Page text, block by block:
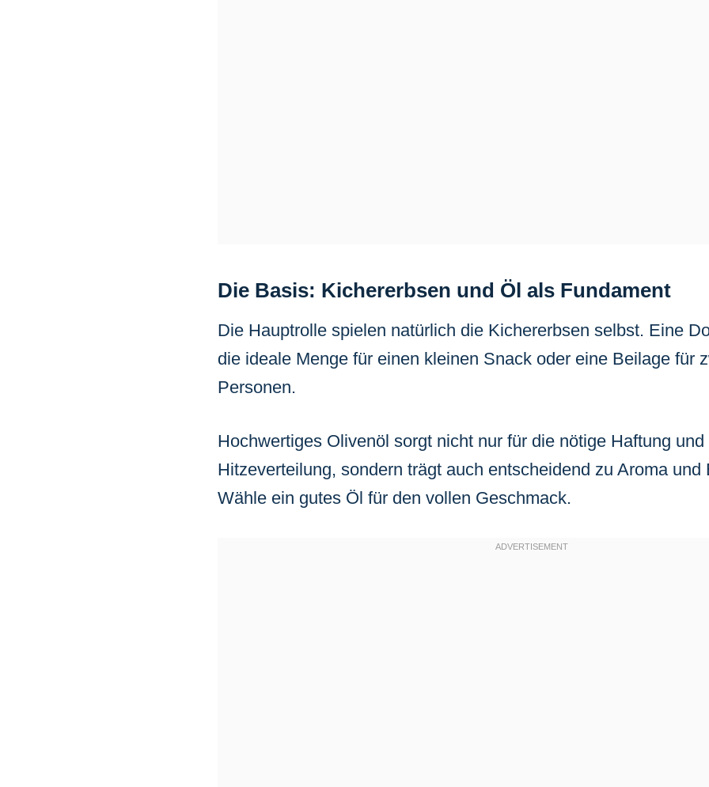
Die Basis: Kichererbsen und Öl als Fundament
Die Hauptrolle spielen natürlich die Kichererbsen selbst. Eine
die ideale Menge für einen kleinen Snack oder eine Beilage für
Personen.
Hochwertiges Olivenöl sorgt nicht nur für die nötige Haftung
Hitzeverteilung, sondern trägt auch entscheidend zu Aroma und
Wähle ein gutes Öl für den vollen Geschmack.